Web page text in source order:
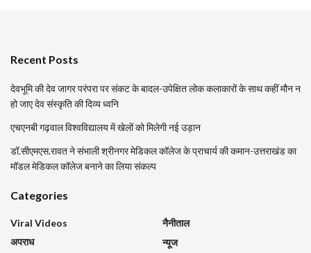
Recent Posts
देवभूमि की देव जागर परंपरा पर संकट के बादल-उपेक्षित लोक कलाकारों के साथ कहीं मौन न
हो जाए देव संस्कृति की दिव्य ध्वनि
एचएनबी गढ़वाल विश्वविद्यालय में खेलों को मिलेगी नई उड़ान
डॉ.सीएमएस.रावत ने संभाली श्रीनगर मेडिकल कॉलेज के प्राचार्य की कमान-उत्तराखंड का
मॉडल मेडिकल कॉलेज बनाने का लिया संकल्प
Categories
Viral Videos
अपराध
नैनीताल
न्यूज